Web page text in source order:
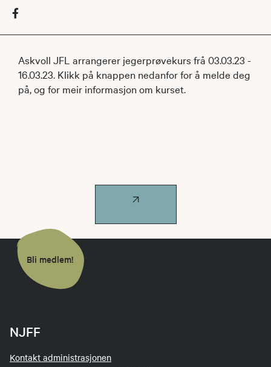
Askvoll JFL arrangerer jegerprøvekurs frå 03.03.23 -
16.03.23. Klikk på knappen nedanfor for å melde deg
på, og for meir informasjon om kurset.
Bli medlem!
NJFF
Kontakt administrasjonen